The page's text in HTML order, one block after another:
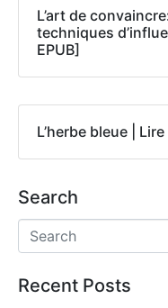
L’art de
techniques
EPUB]
L’herbe bleue |
Search
Recent Posts